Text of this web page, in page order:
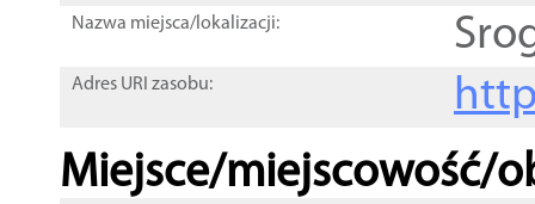
Nazwa miejsca/lokalizacji:
Adres URI zasobu:
Miejsce/miejscowość/